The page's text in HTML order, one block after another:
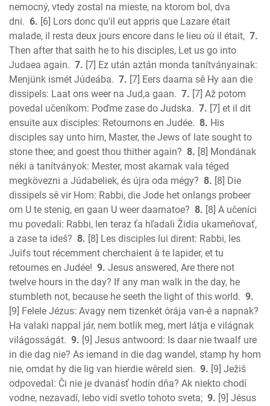
Titus
Philemon
Hebrews
James
1 Peter
2 Peter
1 John
2 John
3 John
Jude
Revelation
nemocný, vtedy zostal na mieste, na ktorom bol, dva
dni. 6. [6] Lors donc qu'il eut appris que Lazare était
malade, il resta deux jours encore dans le lieu où il était, 7.
Then after that saith he to his disciples, Let us go into
Judaea again. 7. [7] Ez után aztán monda tanítványainak:
Menjünk ismét Júdeába. 7. [7] Eers daarna sê Hy aan die
dissipels: Laat ons weer na Jud,a gaan. 7. [7] Až potom
povedal učeníkom: Poďme zase do Judska. 7. [7] et il dit
ensuite aux disciples: Retournons en Judée. 8. His
disciples say unto him, Master, the Jews of late sought to
stone thee; and goest thou thither again? 8. [8] Mondának
néki a tanítványok: Mester, most akarnak vala téged
megkövezni a Júdabeliek, és újra oda mégy? 8. [8] Die
dissipels sê vir Hom: Rabbi, die Jode het onlangs probeer
om U te stenig, en gaan U weer daarnatoe? 8. [8] A učeníci
mu povedali: Rabbi, len teraz ťa hľadali Židia ukameňovať,
a zase ta ideš? 8. [8] Les disciples lui dirent: Rabbi, les
Juifs tout récemment cherchaient à te lapider, et tu
retournes en Judée! 9. Jesus answered, Are there not
twelve hours in the day? If any man walk in the day, he
stumbleth not, because he seeth the light of this world. 9.
[9] Felele Jézus: Avagy nem tizenkét órája van-é a napnak?
Ha valaki nappal jár, nem botlik meg, mert látja e világnak
világosságát. 9. [9] Jesus antwoord: Is daar nie twaalf ure
in die dag nie? As iemand in die dag wandel, stamp hy hom
nie, omdat hy die lig van hierdie wêreld sien. 9. [9] Ježiš
odpovedal: Či nie je dvanásť hodín dňa? Ak niekto chodí
vodne, nezavadí, lebo vidí svetlo tohoto sveta; 9. [9] Jésus